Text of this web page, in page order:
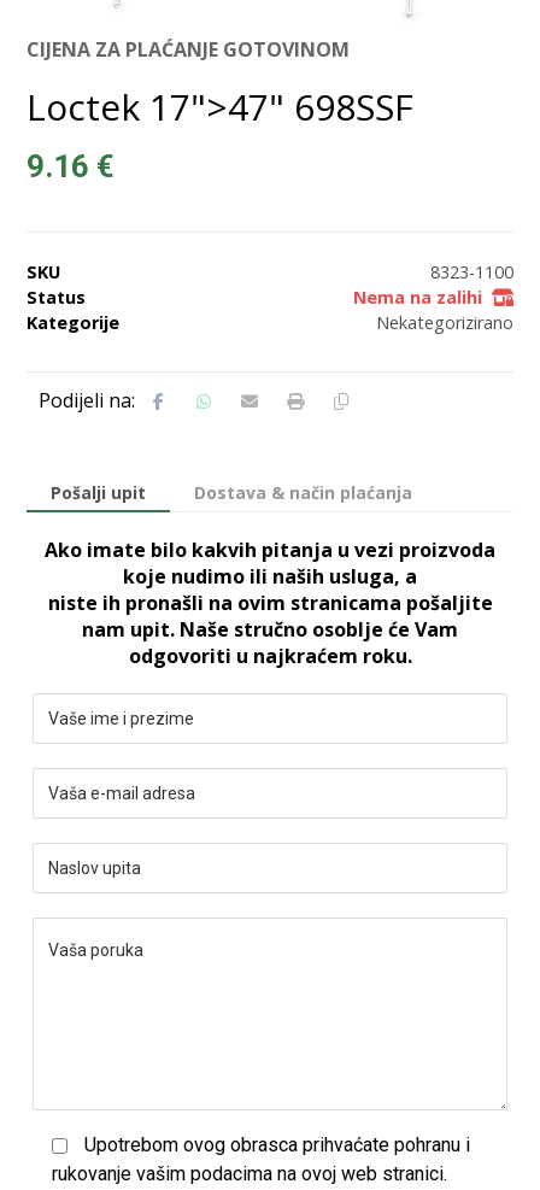
CIJENA ZA PLAĆANJE GOTOVINOM
Loctek 17">47" 698SSF
9.16 €
SKU
8323-1100
Status
Nema na zalihi
Kategorije
Nekategorizirano
Pošalji upit Dostava & način plaćanja
Ako imate bilo kakvih pitanja u vezi proizvoda
koje nudimo ili naših usluga, a
niste ih pronašli na ovim stranicama pošaljite
nam upit. Naše stručno osoblje će Vam
odgovoriti u najkraćem roku.
Upotrebom ovog obrasca prihvaćate pohranu i
rukovanje vašim podacima na ovoj web stranici.